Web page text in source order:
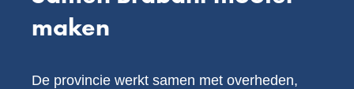
maken
De provincie werkt samen met overheden,